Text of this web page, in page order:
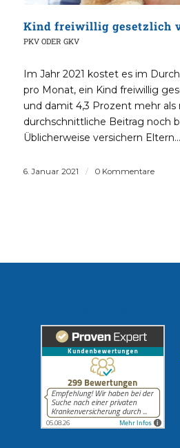
Kind freiwillig gesetzlich
PKV ODER GKV
Im Jahr 2021 kostet es im
pro Monat, ein Kind freiwillig
und damit 4,3 Prozent mehr als
durchschnittliche Beitrag noch
Üblicherweise versichern Eltern…
6. Januar 2021 / 0 Kommentare